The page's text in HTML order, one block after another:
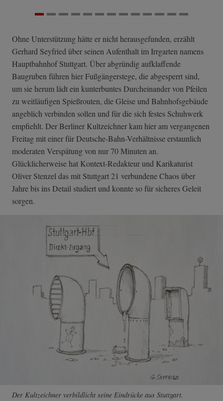
Ohne Unterstützung hätte er nicht herausgefunden, erzählt
Gerhard Seyfried über seinen Aufenthalt im Irrgarten namens
Hauptbahnhof Stuttgart. Über abgründig aufklaffende
Baugruben führen hier Fußgängerstege, die abgesperrt sind,
um sie herum lädt ein kunterbuntes Durcheinander von Pfeilen
zu weitläufigen Spießrouten, die Gleise und Bahnhofsgebäude
angeblich verbinden sollen und für die sich festes Schuhwerk
empfiehlt. Der Berliner Kultzeichner kam hier am vergangenen
Freitag mit einer für Deutsche-Bahn-Verhältnisse erstaunlich
moderaten Verspätung von nur 70 Minuten an.
Glücklicherweise hat Kontext-Redakteur und Karikaturist
Oliver Stenzel das mit Stuttgart 21 verbundene Chaos über
Jahre bis ins Detail studiert und konnte so für sicheres Geleit
sorgen.
Der Kultzeichner verbildlicht seine Eindrücke aus Stuttgart.